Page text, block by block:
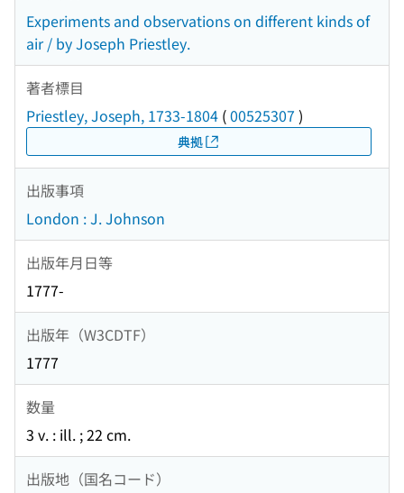
Experiments and observations on different kinds of
air / by Joseph Priestley.
著者標目
Priestley, Joseph, 1733-1804 (00525307 )
典拠
出版事項
London : J. Johnson
出版年月日等
1777-
出版年（W3CDTF）
1777
数量
3 v. : ill. ; 22 cm.
出版地（国名コード）